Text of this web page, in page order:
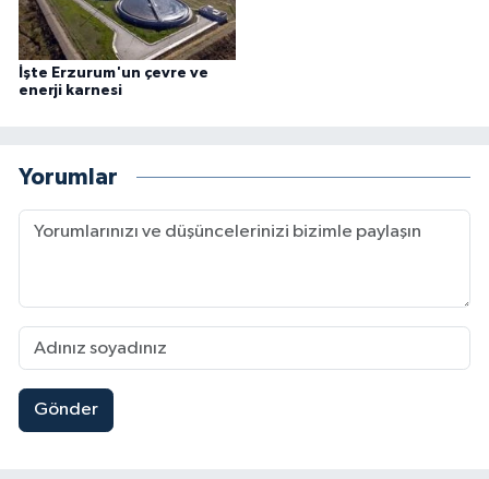
İşte Erzurum'un çevre ve
enerji karnesi
Yorumlar
Gönder